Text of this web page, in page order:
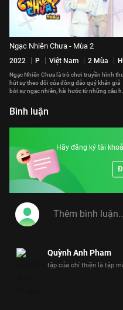
Ngạc Nhiên Chưa - Mùa 2
2022 P Việt Nam 2 Mùa
Ngạc Nhiên Chưa là trò chơi truyền hình thu
hút sự theo dõi của đông đảo quý khán giả
bởi sự ngạc nhiên, hài hước từ những câu
Bình luận
Hãy đăng ký tài
Quỳnh Anh Pham
tập của chí thiện là tập